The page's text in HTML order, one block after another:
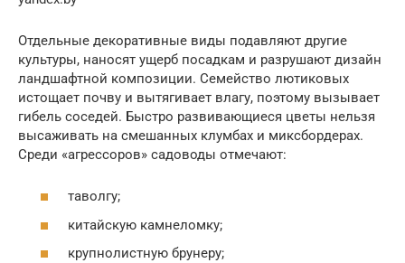
Отдельные декоративные виды подавляют другие
культуры, наносят ущерб посадкам и разрушают дизайн
ландшафтной композиции. Семейство лютиковых
истощает почву и вытягивает влагу, поэтому вызывает
гибель соседей. Быстро развивающиеся цветы нельзя
высаживать на смешанных клумбах и миксбордерах.
Среди «агрессоров» садоводы отмечают:
таволгу;
китайскую камнеломку;
крупнолистную брунеру;